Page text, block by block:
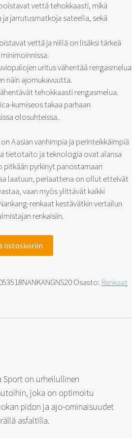
vettä tehokkaasti, mikä
jarrutusmatkoja sateella, sekä
vettä ja niillä on lisäksi tärkeä
uritus vähentää rengasmelua
näin ajomukavuutta.
tehokkaasti rengasmelua.
kumiseos takaa parhaan
olosuhteissa.
Aasian vanhimpia ja perinteikkäimpiä
tietotaito ja teknologia ovat alansa
pitkään pyrkinyt panostamaan
laatuun, periaattena on ollut etteivät
vaan myös ylittävät kaikki
renkaat kestävätkin vertailun
renkaisiin.
ostoskoriin
Osasto: Renkaat
Sport on urheilullinen
joka on optimoitu
pidon ja ajo-ominaisuudet
asfaltilla.